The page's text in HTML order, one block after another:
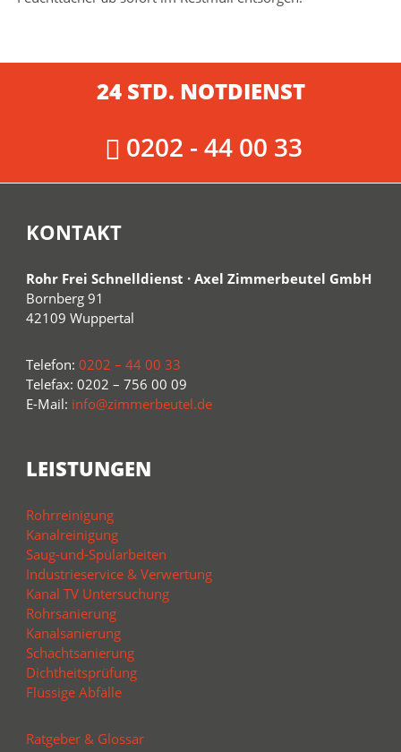
24 STD. NOTDIENST
0202 - 44 00 33
KONTAKT
Rohr Frei Schnelldienst · Axel Zimmerbeutel GmbH
Bornberg 91
42109 Wuppertal
Telefon: 0202 – 44 00 33
Telefax: 0202 – 756 00 09
E-Mail: info@zimmerbeutel.de
LEISTUNGEN
Rohrreinigung
Kanalreinigung
Saug-und-Spülarbeiten
Industrieservice & Verwertung
Kanal TV Untersuchung
Rohrsanierung
Kanalsanierung
Schachtsanierung
Dichtheitsprüfung
Flüssige Abfälle
Ratgeber & Glossar